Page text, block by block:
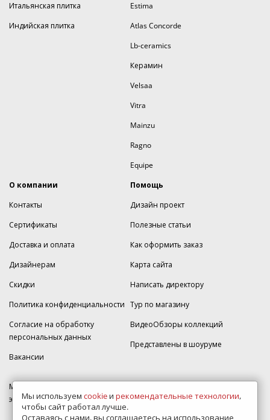
Итальянская плитка
Индийская плитка
Estima
Atlas Concorde
Lb-ceramics
Керамин
Velsaa
Vitra
Mainzu
Ragno
Equipe
О компании
Контакты
Сертификаты
Доставка и оплата
Дизайнерам
Скидки
Политика конфиденциальности
Согласие на обработку
персональных данных
Вакансии
Помощь
Дизайн проект
Полезные статьи
Как оформить заказ
Карта сайта
Написать директору
Тур по магазину
ВидеоОбзоры коллекций
Представлены в шоуруме
МКАД 2км внешняя сторона, д. 2, ТРЦ "Шоколад" (РИО) Реутов, -1
этаж, магазин Плитка-SDVK.
Мы используем cookieи рекомендательные технологии,
чтобы сайт работал лучше.
Оставаясь с нами, вы соглашаетесь на использование